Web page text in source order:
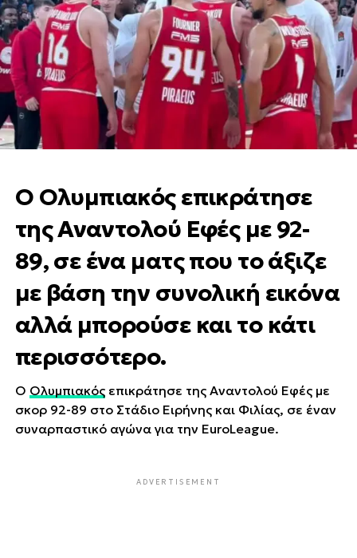
Ο Ολυμπιακός επικράτησε
της Αναντολού Εφές με 92-
89, σε ένα ματς που το άξιζε
με βάση την συνολική εικόνα
αλλά μπορούσε και το κάτι
περισσότερο.
Ο Ολυμπιακόςεπικράτησε της Αναντολού Εφές με
σκορ 92-89 στο Στάδιο Ειρήνης και Φιλίας, σε έναν
συναρπαστικό αγώνα για την EuroLeague.
ADVERTISEMENT